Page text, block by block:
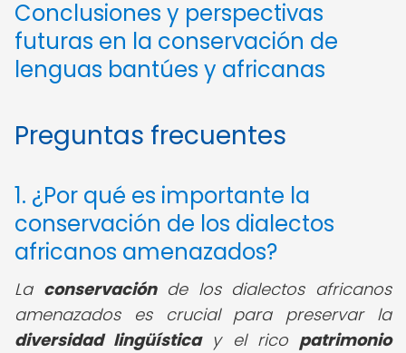
Conclusiones y perspectivas
futuras en la conservación de
lenguas bantúes y africanas
Preguntas frecuentes
1. ¿Por qué es importante la
conservación de los dialectos
africanos amenazados?
La conservaciónde los dialectos africanos
amenazados es crucial para preservar la
diversidad lingüísticay el rico patrimonio